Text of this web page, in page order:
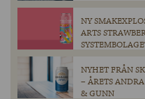
NY
ARTS
NYHET FRÅN
– ÅRETS
& GUNN